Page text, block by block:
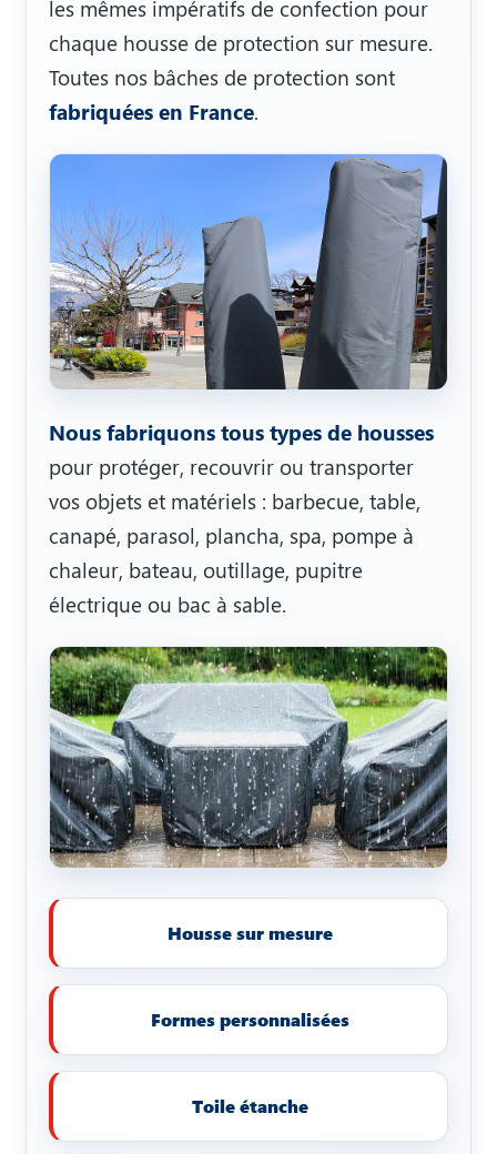
les mêmes impératifs de confection pour
chaque housse de protection sur mesure.
Toutes nos bâches de protection sont
fabriquées en France.
Nous fabriquons tous types de housses
pour protéger, recouvrir ou transporter
vos objets et matériels : barbecue, table,
canapé, parasol, plancha, spa, pompe à
chaleur, bateau, outillage, pupitre
électrique ou bac à sable.
Housse sur mesure
Formes personnalisées
Toile étanche